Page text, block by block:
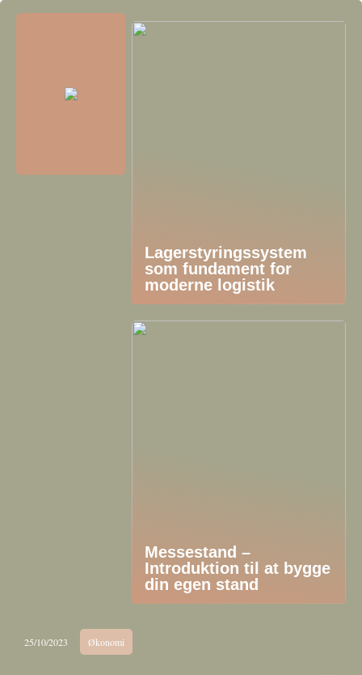
Lagerstyringssystem
som fundament for
moderne logistik
Messestand –
Introduktion til at bygge
din egen stand
25/10/2023 Økonomi